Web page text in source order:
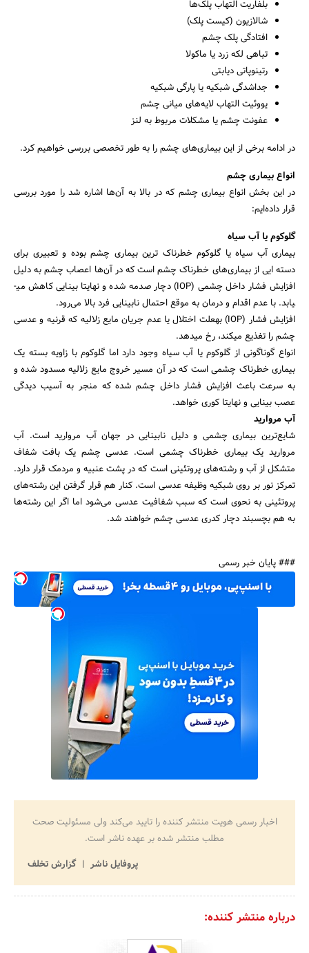
بلفاریت التهاب پلک‌ها
شالازیون (کیست پلک)
افتادگی پلک چشم
تباهی لکه زرد یا ماکولا
رتینوپاتی دیابتی
جداشدگی شبکیه یا پارگی شبکیه
یووئیت التهاب لایه‌های میانی چشم
عفونت چشم یا مشکلات مربوط به لنز
در ادامه برخی از این بیماری‌های چشم را به طور تخصصی بررسی خواهیم کرد.
انواع بیماری چشم
در این بخش انواع بیماری چشم که در بالا به آن‌ها اشاره شد را مورد بررسی
قرار داده‌ایم:
گلوکوم یا آب سیاه
بیماری آب سیاه یا گلوکوم خطرناک ترین بیماری چشم بوده و تعبیری برای
دسته ایی از بیماری‌های خطرناک چشم است که در آن‌ها اعصاب چشم به دلیل
افزایش فشار داخل چشمی (IOP) دچار صدمه شده و نهایتا بینایی کاهش می­
یابد. با عدم اقدام و درمان به‌ موقع احتمال نابینایی فرد بالا می‌رود.
افزایش فشار (IOP) به­علت اختلال یا عدم جریان مایع زلالیه که قرنیه و عدسی
چشم را تغذیع می­کند، رخ می­دهد.
انواع گوناگونی از گلوکوم یا آب سیاه وجود دارد اما گلوکوم با زاویه بسته یک
بیماری خطرناک چشمی است که در آن مسیر خروج مایع زلالیه مسدود شده و
به سرعت باعث افزایش فشار داخل چشم شده که منجر به آسیب دیدگی
عصب بینایی و نهایتا کوری خواهد.
آب مروارید
شایع‌ترین بیماری چشمی و دلیل نابینایی در جهان آب مروارید است. آب
مروارید یک بیماری خطرناک چشمی است. عدسی­ چشم یک بافت شفاف
متشکل از آب و رشته‌های پروتئینی است که در پشت عنبیه و مردمک قرار دارد.
تمرکز نور بر روی شبکیه وظیفه عدسی است. کنار هم قرار گرفتن این رشته‌های
پروتئینی به نحوی است که سبب شفافیت عدسی می‌شود اما اگر این رشته‌ها
به هم بچسبند دچار کدری عدسی چشم خواهند شد.
### پایان خبر رسمی
اخبار رسمی هویت منتشر کننده را تایید می‌کند ولی مسئولیت صحت
مطلب منتشر شده بر عهده ناشر است.
پروفایل ناشر
گزارش تخلف
درباره منتشر کننده: